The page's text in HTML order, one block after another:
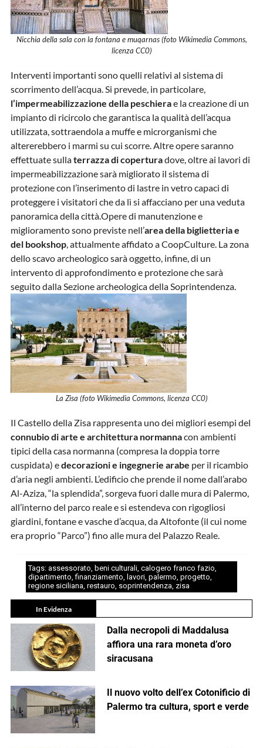
Nicchia della sala con la fontana e muqarnas (foto Wikimedia Commons,
licenza CC0)
Interventi importanti sono quelli relativi al sistema di
scorrimento dell’acqua. Si prevede, in particolare,
l’impermeabilizzazione della peschierae la creazione di un
impianto di ricircolo che garantisca la qualità dell’acqua
utilizzata, sottraendola a muffe e microrganismi che
altererebbero i marmi su cui scorre. Altre opere saranno
effettuate sullaterrazza di coperturadove, oltre ai lavori di
impermeabilizzazione sarà migliorato il sistema di
protezione con l’inserimento di lastre in vetro capaci di
proteggere i visitatori che da lì si affacciano per una veduta
panoramica della città.Opere di manutenzione e
miglioramento sono previste nell’area della biglietteria e
del bookshop, attualmente affidato a CoopCulture. La zona
dello scavo archeologico sarà oggetto, infine, di un
intervento di approfondimento e protezione che sarà
seguito dalla Sezione archeologica della Soprintendenza.
La Zisa (foto Wikimedia Commons, licenza CC0)
Il Castello della Zisa rappresenta uno dei migliori esempi del
connubio di arte e architettura normannacon ambienti
tipici della casa normanna (compresa la doppia torre
cuspidata) edecorazioni e ingegnerie arabe per il ricambio
d’aria negli ambienti. L’edificio che prende il nome dall’arabo
Al-Aziza, “la splendida”, sorgeva fuori dalle mura di Palermo,
all’interno del parco reale e si estendeva con rigogliosi
giardini, fontane e vasche d’acqua, da Altofonte (il cui nome
era proprio “Parco”) fino alle mura del Palazzo Reale.
Tags: assessorato, beni culturali, calogero franco fazio,
dipartimento,finanziamento, lavori, palermo, progetto,
regione siciliana, restauro, soprintendenza, zisa
In Evidenza
Dalla necropoli di Maddalusa
affiora una rara moneta d’oro
siracusana
Il nuovo volto dell’ex Cotonificio di
Palermo tra cultura, sport e verde